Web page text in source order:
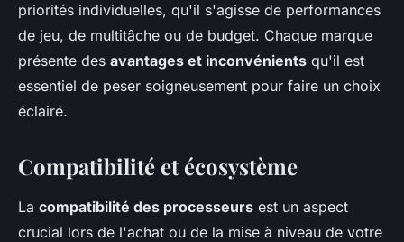
priorités individuelles, qu'il s'agisse de performances
de jeu, de multitâche ou de budget. Chaque marque
présente des avantages et inconvénients qu'il est
essentiel de peser soigneusement pour faire un choix
éclairé.
Compatibilité et écosystème
La compatibilité des processeurs est un aspect
crucial lors de l'achat ou de la mise à niveau de votre